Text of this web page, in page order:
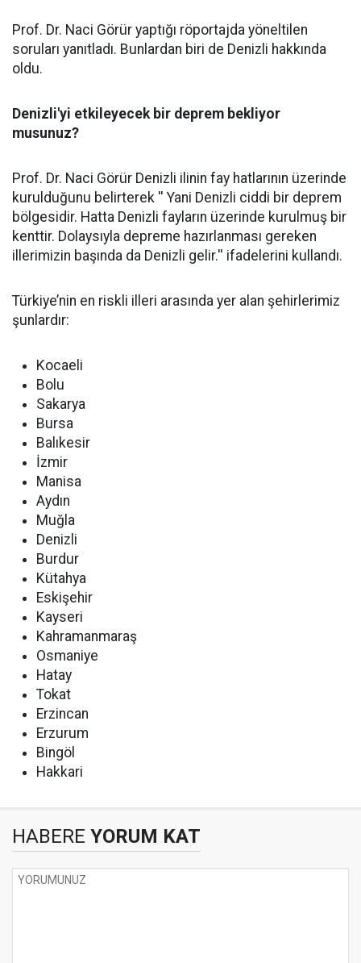
Prof. Dr. Naci Görür yaptığı röportajda yöneltilen
soruları yanıtladı. Bunlardan biri de Denizli hakkında
oldu.
Denizli'yi etkileyecek bir deprem bekliyor
musunuz?
Prof. Dr. Naci Görür Denizli ilinin fay hatlarının üzerinde
kurulduğunu belirterek '' Yani Denizli ciddi bir deprem
bölgesidir. Hatta Denizli fayların üzerinde kurulmuş bir
kenttir. Dolaysıyla depreme hazırlanması gereken
illerimizin başında da Denizli gelir.'' ifadelerini kullandı.
Türkiye’nin en riskli illeri arasında yer alan şehirlerimiz
şunlardır:
Kocaeli
Bolu
Sakarya
Bursa
Balıkesir
İzmir
Manisa
Aydın
Muğla
Denizli
Burdur
Kütahya
Eskişehir
Kayseri
Kahramanmaraş
Osmaniye
Hatay
Tokat
Erzincan
Erzurum
Bingöl
Hakkari
HABERE YORUM KAT